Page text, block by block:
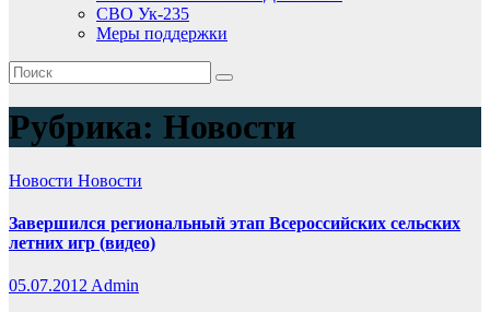
СВО Ук-235
Меры поддержки
Рубрика: Новости
Новости Новости
Завершился региональный этап Всероссийских сельских
летних игр (видео)
05.07.2012Admin